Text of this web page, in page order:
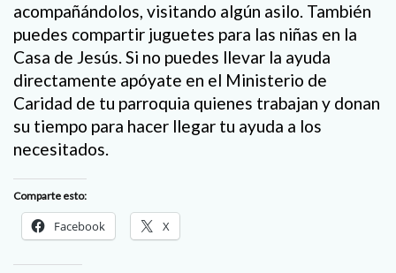
acompañándolos, visitando algún asilo. También
puedes compartir juguetes para las niñas en la
Casa de Jesús. Si no puedes llevar la ayuda
directamente apóyate en el Ministerio de
Caridad de tu parroquia quienes trabajan y donan
su tiempo para hacer llegar tu ayuda a los
necesitados.
Comparte esto:
Facebook X